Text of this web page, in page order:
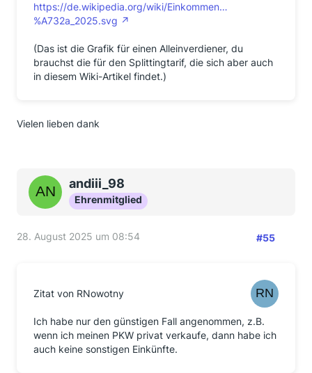
https://de.wikipedia.org/wiki/Einkommen…
%A732a_2025.svg
(Das ist die Grafik für einen Alleinverdiener, du
brauchst die für den Splittingtarif, die sich aber auch
in diesem Wiki-Artikel findet.)
Vielen lieben dank
andiii_98
Ehrenmitglied
28. August 2025 um 08:54 #55
Zitat von RNowotny
Ich habe nur den günstigen Fall angenommen, z.B.
wenn ich meinen PKW privat verkaufe, dann habe ich
auch keine sonstigen Einkünfte.